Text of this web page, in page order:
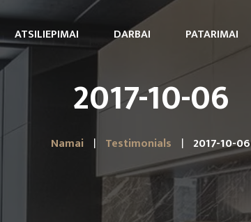
ATSILIEPIMAI DARBAI PATARIMAI
2017-10-06
Namai Testimonials 2017-10-06